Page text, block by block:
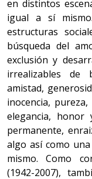
en distintos
igual a sí
estructuras
búsqueda del
exclusión y
irrealizables de
amistad,
inocencia,
elegancia,
permanente,
algo así como
mismo. Como
(1942-2007),